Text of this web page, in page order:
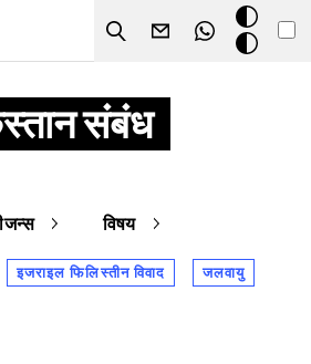
Search
डार्क
मोड
संबंध
विषय
इजराइल फिलिस्तीन विवाद जलवायु